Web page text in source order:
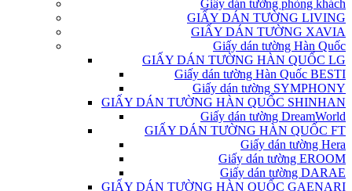
Giấy dán tường phòng khách
GIẤY DÁN TƯỜNG LIVING
GIẤY DÁN TƯỜNG XAVIA
Giấy dán tường Hàn Quốc
GIẤY DÁN TƯỜNG HÀN QUỐC LG
Giấy dán tường Hàn Quốc BESTI
Giấy dán tường SYMPHONY
GIẤY DÁN TƯỜNG HÀN QUỐC SHINHAN
Giấy dán tường DreamWorld
GIẤY DÁN TƯỜNG HÀN QUỐC FT
Giấy dán tường Hera
Giấy dán tường EROOM
Giấy dán tường DARAE
GIẤY DÁN TƯỜNG HÀN QUỐC GAENARI